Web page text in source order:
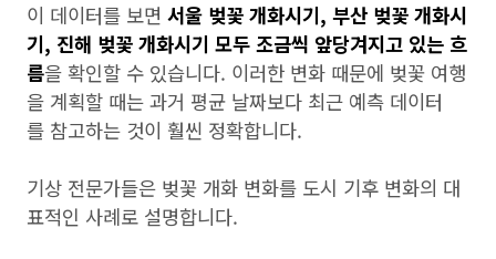
이 데이터를 보면 서울 벚꽃 개화시기, 부산 벚꽃 개화시
기, 진해 벚꽃 개화시기 모두 조금씩 앞당겨지고 있는 흐
름을 확인할 수 있습니다. 이러한 변화 때문에 벚꽃 여행
을 계획할 때는 과거 평균 날짜보다 최근 예측 데이터
를 참고하는 것이 훨씬 정확합니다.
기상 전문가들은 벚꽃 개화 변화를 도시 기후 변화의 대
표적인 사례로 설명합니다.